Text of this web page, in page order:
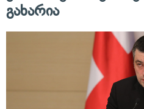
გახარია